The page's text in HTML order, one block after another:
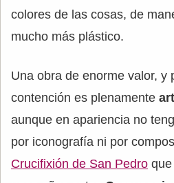
colores de las cosas, de
mucho más plástico.
Una obra de enorme valor, y
contención es plenamente
aunque en apariencia no
por iconografía ni por
Crucifixión de San Pedro